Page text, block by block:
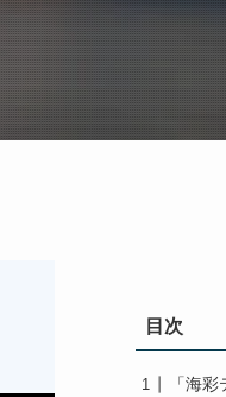
目次
「海